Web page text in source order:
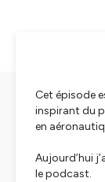
Cet épisode
inspirant du
en
Aujourd’hui
le podcast.